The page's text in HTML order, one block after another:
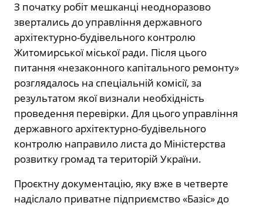
З початку робіт мешканці неодноразово
звертались до управління державного
архітектурно-будівельного контролю
Житомирської міської ради. Після цього
питання «незаконного капітального ремонту»
розглядалось на спеціальній комісії, за
результатом якої визнали необхідність
проведення перевірки. Для цього управління
державного архітектурно-будівельного
контролю направило листа до Міністерства
розвитку громад та територій України.
Проєктну документацію, яку вже в четверте
надіслало приватне підприємство «Базіс» до